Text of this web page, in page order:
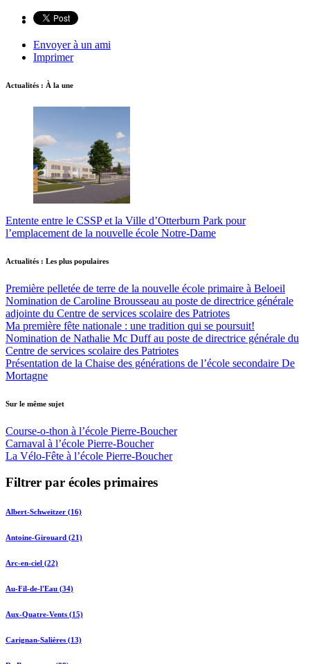
Envoyer à un ami
Imprimer
Actualités : À la une
Entente entre le CSSP et la Ville d’Otterburn Park pour
l’emplacement de la nouvelle école Notre-Dame
Actualités : Les plus populaires
Première pelletée de terre de la nouvelle école primaire à Beloeil
Nomination de Caroline Brousseau au poste de directrice générale
adjointe du Centre de services scolaire des Patriotes
Ma première fête nationale : une tradition qui se poursuit!
Nomination de Nathalie Mc Duff au poste de directrice générale du
Centre de services scolaire des Patriotes
Présentation de la Chaise des générations de l’école secondaire De
Mortagne
Sur le même sujet
Course-o-thon à l’école Pierre-Boucher
Carnaval à l’école Pierre-Boucher
La Vélo-Fête à l’école Pierre-Boucher
Filtrer par écoles primaires
Albert-Schweitzer (16)
Antoine-Girouard (21)
Arc-en-ciel (22)
Au-Fil-de-l'Eau (34)
Aux-Quatre-Vents (15)
Carignan-Salières (13)